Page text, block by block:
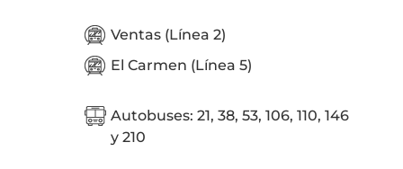
Ventas (Línea 2)
El Carmen (Línea 5)
Autobuses: 21, 38, 53, 106, 110, 146
y 210